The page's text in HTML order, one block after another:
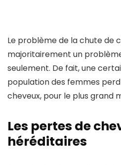
Le problème de la chute de
majoritairement un
seulement. De fait, une
population des femmes
cheveux, pour le plus grand
Les pertes de
héréditaires